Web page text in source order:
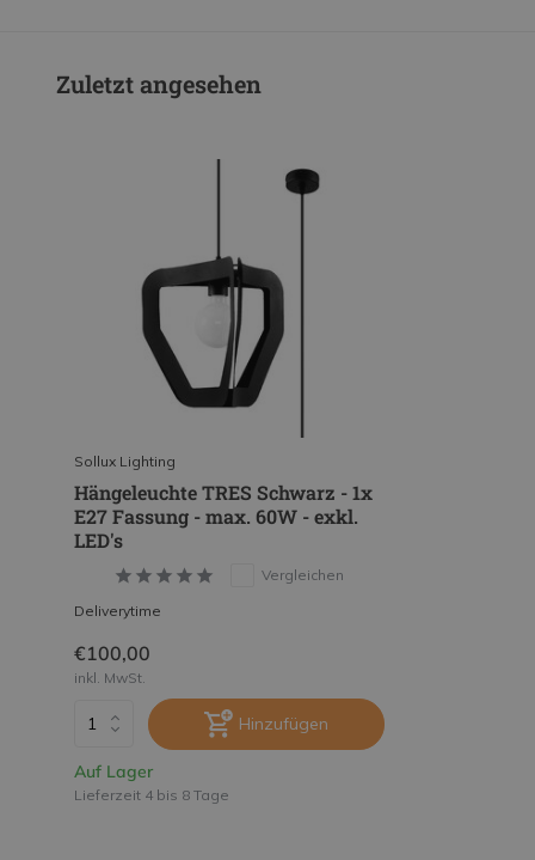
Zuletzt angesehen
Sollux Lighting
Hängeleuchte TRES Schwarz - 1x
E27 Fassung - max. 60W - exkl.
LED's
Vergleichen
Deliverytime
€100,00
inkl. MwSt.
Hinzufügen
Auf Lager
Lieferzeit 4 bis 8 Tage